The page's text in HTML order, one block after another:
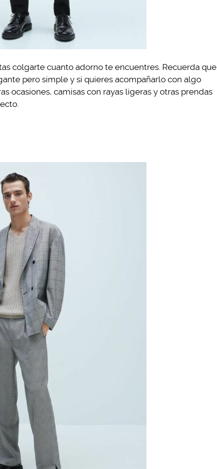
colgarte cuanto adorno te encuentres. Recuerda que
pero simple y si quieres acompañarlo con algo
ocasiones, camisas con rayas ligeras y otras prendas